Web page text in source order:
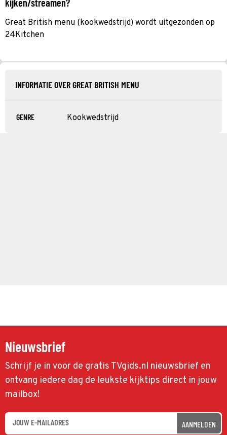
Great British menu (kookwedstrijd) wordt uitgezonden op
24Kitchen
INFORMATIE OVER GREAT BRITISH MENU
GENRE Kookwedstrijd
Nieuwsbrief
Schrijf je in voor de gratis TVgids.nl nieuwsbrief en
ontvang iedere dag de leukste kijktips direct in jouw
mailbox!
AANMELDEN